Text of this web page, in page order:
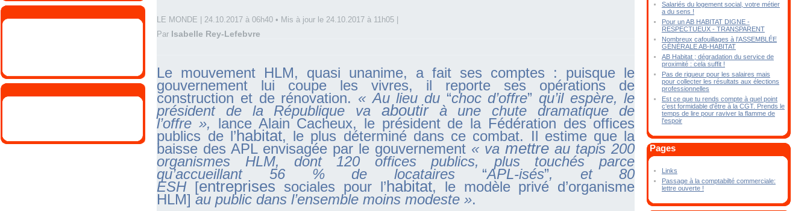
LE MONDE 24.10.2017 à 06h40 • Mis à jour le 24.10.2017 à 11h05
Par Isabelle Rey-Lefebvre
Le mouvement HLM, quasi unanime, a fait ses comptes : puisque le
gouvernement lui coupe les vivres, il reporte ses opérations de
construction et de rénovation. « Au lieu du “choc d’offre” qu’il espère, le
président de la République va aboutir à une chute dramatique de
l’offre », lance Alain Cacheux, le président de la Fédération des offices
publics de l’habitat, le plus déterminé dans ce combat. Il estime que la
baisse des APL envisagée par le gouvernement « va mettre au tapis 200
organismes HLM, dont 120 offices publics, plus touchés parce
qu’accueillant 56 % de locataires “APL-isés”, et 80
ESH [entreprises sociales pour l’habitat, le modèle privé d’organisme
HLM] au public dans l’ensemble moins modeste ».
Salariés du logement social, votre métier
a du sens !
Pour un AB HABITAT DIGNE -
RESPECTUEUX - TRANSPARENT
Nombreux cafouillages à l’ASSEMBLÉE
GÉNÉRALE AB-HABITAT
AB Habitat ; dégradation du service de
proximité : cela suffit !
Pas de rigueur pour les salaires mais
pour collecter les résultats aux élections
professionnelles
Est ce que tu rends compte à quel point
c'est formidable d'être à la CGT. Prends le
temps de lire pour raviver la flamme de
l'espoir
Pages
Links
Passage à la comptabilté commerciale:
lettre ouverte !